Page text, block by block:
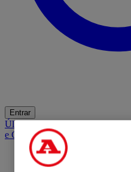
Entrar
ÚltimasMercadoOpinião
e Cabelo